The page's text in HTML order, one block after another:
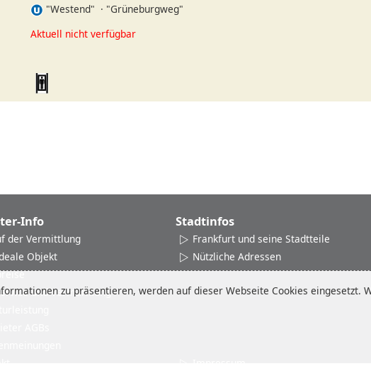
"Westend" · "Grüneburgweg"
Aktuell nicht verfügbar
Info
der Vermittlung
Objekt
und Vermarktung
Stadtinfos
Frankfurt und seine Stadtteile
Nützliche Adressen
zu präsentieren, werden auf dieser Webseite Cookies eingesetzt.